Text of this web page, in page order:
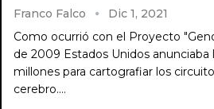
Franco Falco
Dic 1, 2021
Como ocurrió con el Proyecto
de 2009 Estados Unidos anunciaba
millones para cartografiar los
cerebro.…